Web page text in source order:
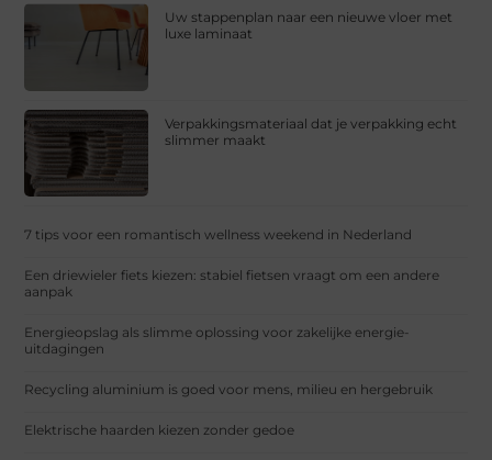
Uw stappenplan naar een nieuwe vloer met
luxe laminaat
Verpakkingsmateriaal dat je verpakking echt
slimmer maakt
7 tips voor een romantisch wellness weekend in Nederland
Een driewieler fiets kiezen: stabiel fietsen vraagt om een andere
aanpak
Energieopslag als slimme oplossing voor zakelijke energie-
uitdagingen
Recycling aluminium is goed voor mens, milieu en hergebruik
Elektrische haarden kiezen zonder gedoe